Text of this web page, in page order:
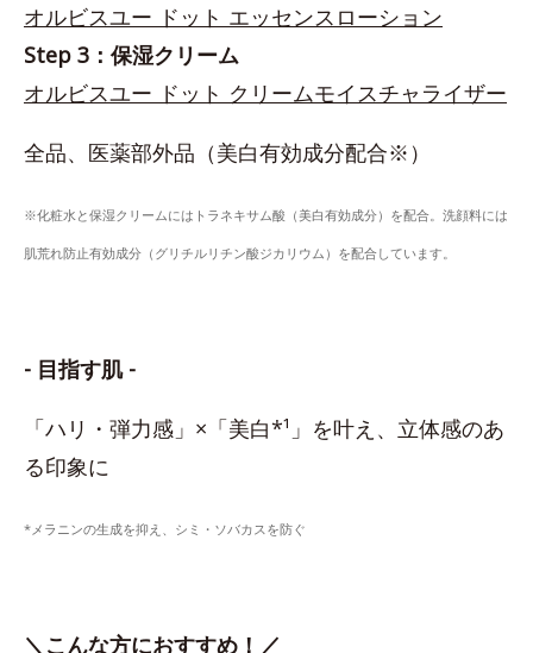
オルビスユー ドット エッセンスローション
Step 3：保湿クリーム
オルビスユー ドット クリームモイスチャライザー
全品、医薬部外品（美白有効成分配合※）
※化粧水と保湿クリームにはトラネキサム酸（美白有効成分）を配合。洗顔料には
肌荒れ防止有効成分（グリチルリチン酸ジカリウム）を配合しています。
- 目指す肌 -
「ハリ・弾力感」×「美白*¹」を叶え、立体感のあ
る印象に
*メラニンの生成を抑え、シミ・ソバカスを防ぐ
＼こんな方におすすめ！／